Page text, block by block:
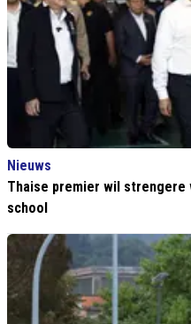
Nieuws
Thaise premier wil
school